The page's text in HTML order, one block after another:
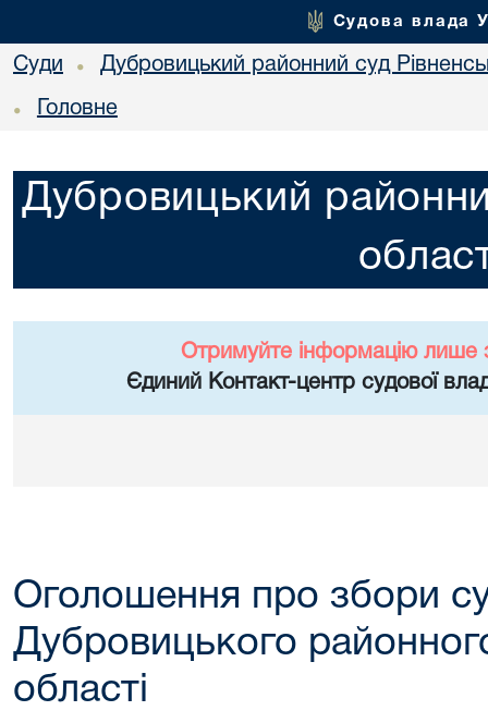
Судова влада
Суди • Дубровицький районний суд
• Головне
Дубровицький
Отримуйте інформацію лише
Єдиний Контакт-центр судової
Оголошення про збори
Дубровицького
області